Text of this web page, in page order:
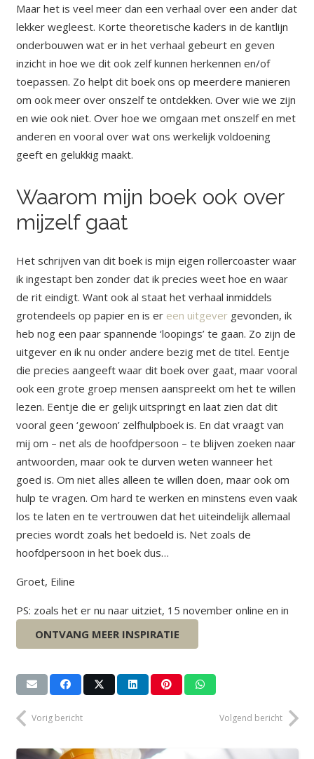
Maar het is veel meer dan een verhaal over een ander dat
lekker wegleest. Korte theoretische kaders in de kantlijn
onderbouwen wat er in het verhaal gebeurt en geven
inzicht in hoe we dit ook zelf kunnen herkennen en/of
toepassen. Zo helpt dit boek ons op meerdere manieren
om ook meer over onszelf te ontdekken. Over wie we zijn
en wie ook niet. Over hoe we omgaan met onszelf en met
anderen en vooral over wat ons werkelijk voldoening
geeft en gelukkig maakt.
Waarom mijn boek ook over
mijzelf gaat
Het schrijven van dit boek is mijn eigen rollercoaster waar
ik ingestapt ben zonder dat ik precies weet hoe en waar
de rit eindigt. Want ook al staat het verhaal inmiddels
grotendeels op papier en is er een uitgevergevonden, ik
heb nog een paar spannende ‘loopings’ te gaan. Zo zijn de
uitgever en ik nu onder andere bezig met de titel. Eentje
die precies aangeeft waar dit boek over gaat, maar vooral
ook een grote groep mensen aanspreekt om het te willen
lezen. Eentje die er gelijk uitspringt en laat zien dat dit
vooral geen ‘gewoon’ zelfhulpboek is. En dat vraagt van
mij om – net als de hoofdpersoon – te blijven zoeken naar
antwoorden, maar ook te durven weten wanneer het
goed is. Om niet alles alleen te willen doen, maar ook om
hulp te vragen. Om hard te werken en minstens even vaak
los te laten en te vertrouwen dat het uiteindelijk allemaal
precies wordt zoals het bedoeld is. Net zoals de
hoofdpersoon in het boek dus…
Groet, Eiline
PS: zoals het er nu naar uitziet, 15 november online en in
de boekhandel!
ONTVANG MEER INSPIRATIE
Vorig bericht Volgend bericht